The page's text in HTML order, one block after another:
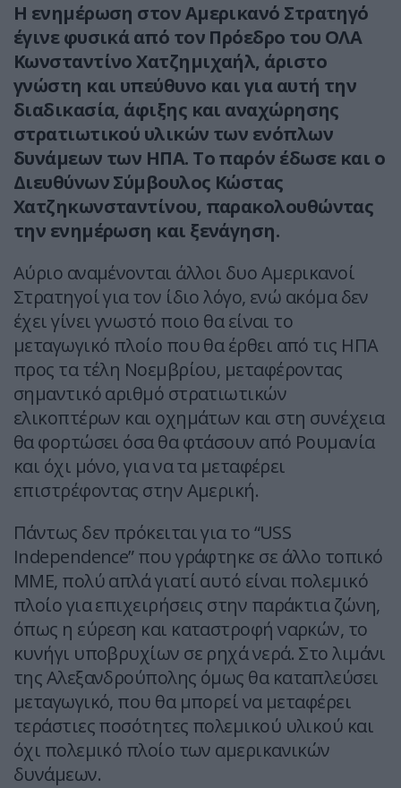
Η ενημέρωση στον Αμερικανό Στρατηγό
έγινε φυσικά από τον Πρόεδρο του ΟΛΑ
Κωνσταντίνο Χατζημιχαήλ, άριστο
γνώστη και υπεύθυνο και για αυτή την
διαδικασία, άφιξης και αναχώρησης
στρατιωτικού υλικών των ενόπλων
δυνάμεων των ΗΠΑ. Το παρόν έδωσε και ο
Διευθύνων Σύμβουλος Κώστας
Χατζηκωνσταντίνου, παρακολουθώντας
την ενημέρωση και ξενάγηση.
Αύριο αναμένονται άλλοι δυο Αμερικανοί
Στρατηγοί για τον ίδιο λόγο, ενώ ακόμα δεν
έχει γίνει γνωστό ποιο θα είναι το
μεταγωγικό πλοίο που θα έρθει από τις ΗΠΑ
προς τα τέλη Νοεμβρίου, μεταφέροντας
σημαντικό αριθμό στρατιωτικών
ελικοπτέρων και οχημάτων και στη συνέχεια
θα φορτώσει όσα θα φτάσουν από Ρουμανία
και όχι μόνο, για να τα μεταφέρει
επιστρέφοντας στην Αμερική.
Πάντως δεν πρόκειται για το “USS
Independence” που γράφτηκε σε άλλο τοπικό
ΜΜΕ, πολύ απλά γιατί αυτό είναι πολεμικό
πλοίο για επιχειρήσεις στην παράκτια ζώνη,
όπως η εύρεση και καταστροφή ναρκών, το
κυνήγι υποβρυχίων σε ρηχά νερά. Στο λιμάνι
της Αλεξανδρούπολης όμως θα καταπλεύσει
μεταγωγικό, που θα μπορεί να μεταφέρει
τεράστιες ποσότητες πολεμικού υλικού και
όχι πολεμικό πλοίο των αμερικανικών
δυνάμεων.